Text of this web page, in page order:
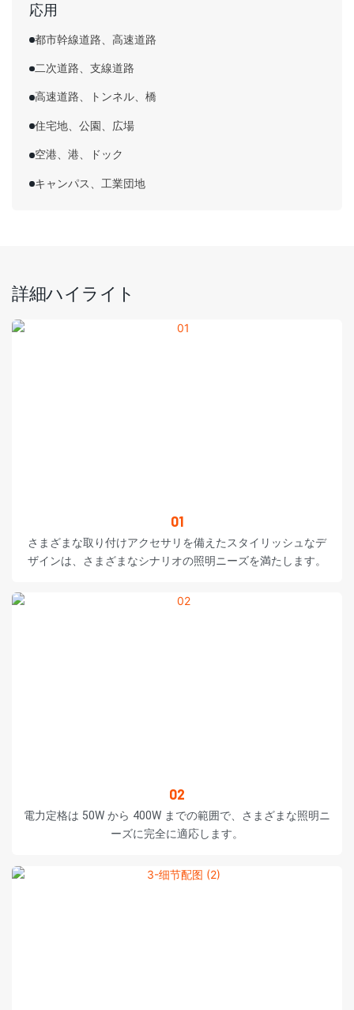
応用
都市幹線道路、高速道路
二次道路、支線道路
高速道路、トンネル、橋
住宅地、公園、広場
空港、港、ドック
キャンパス、工業団地
詳細ハイライト
01
さまざまな取り付けアクセサリを備えたスタイリッシュなデ
ザインは、さまざまなシナリオの照明ニーズを満たします。
02
電力定格は 50W から 400W までの範囲で、さまざまな照明ニ
ーズに完全に適応します。